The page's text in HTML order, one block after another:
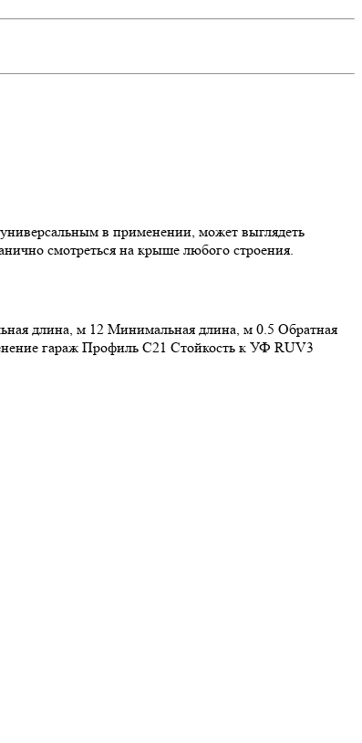
в применении, может выглядеть
смотреться на крыше любого строения.
длина, м 12 Минимальная длина, м 0.5 Обратная
гараж Профиль С21 Стойкость к УФ RUV3